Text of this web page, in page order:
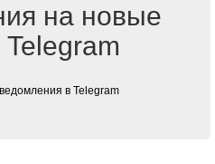
на новые
Telegram
в Telegram